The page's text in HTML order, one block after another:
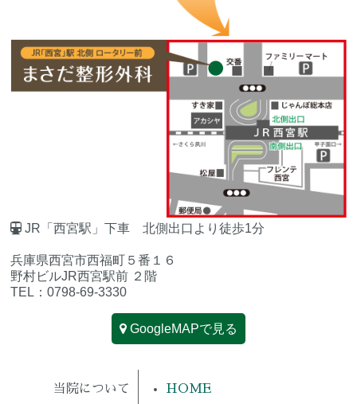
JR「西宮駅」下車 北側出口より徒歩1分
兵庫県西宮市西福町５番１６
野村ビルJR西宮駅前 ２階
TEL：0798-69-3330
GoogleMAPで見る
当院について
HOME